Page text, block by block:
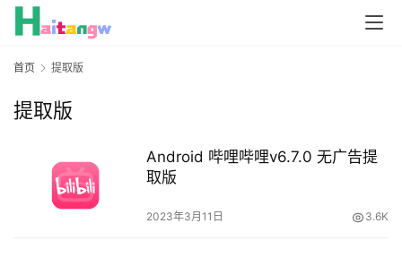
首页 提取版
提取版
Android 哔哩哔哩v6.7.0 无广告提
取版
2023年3月11日 3.6K